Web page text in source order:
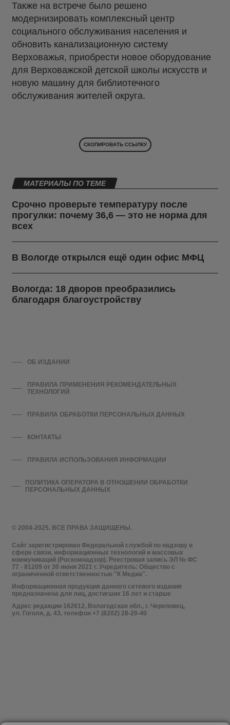
Также на встрече было решено
модернизировать комплексный центр
социального обслуживания населения и
обновить канализационную систему
Верховажья, приобрести новое оборудование
для Верховажской детской школы искусств и
новую машину для библиотечного
обслуживания жителей округа.
СКОПИРОВАТЬ ССЫЛКУ
МАТЕРИАЛЫ ПО ТЕМЕ
Срочно проверьте температуру после
прогулки: почему 36,6 — это не норма для
всех
В Вологде открылся ещё один офис МФЦ
Вологда: 18 дворов преобразились
благодаря благоустройству
© 2004-2025. ВСЕ ПРАВА ЗАЩИЩЕНЫ.
Сайт зарегистрирован Федеральной службой по надзору в
сфере связи, информационных технологий и массовых
коммуникаций (Роскомнадзор). Реестровая запись ЭЛ № ФС
77 - 81209 от 30 июня 2021 г. Учредитель: Общество с
ограниченной ответственностью "К Медиа".
Информационная продукция данного сетевого издания
предназначена для лиц, достигших 16 лет и старше
Адрес редакции 162612, Вологодская обл., г. Череповец,
ул. Гоголя, д. 43, телефон +7 (8202) 28-20-40
ОБ ИЗДАНИИ
ПРАВИЛА ПРИМЕНЕНИЯ РЕКОМЕНДАТЕЛЬНЫХ
ТЕХНОЛОГИЙ
ПРАВИЛА ОБРАБОТКИ ПЕРСОНАЛЬНЫХ ДАННЫХ
КОНТАКТЫ
ПРАВИЛА ИСПОЛЬЗОВАНИЯ ИНФОРМАЦИИ
ПОЛИТИКА ОПЕРАТОРА В ОТНОШЕНИИ ОБРАБОТКИ
ПЕРСОНАЛЬНЫХ ДАННЫХ